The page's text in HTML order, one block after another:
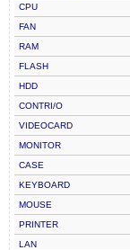
CPU
FAN
RAM
FLASH
HDD
CONTRI/O
VIDEOCARD
MONITOR
CASE
KEYBOARD
MOUSE
PRINTER
LAN